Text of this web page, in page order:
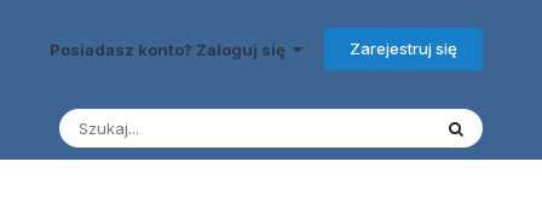
Posiadasz konto? Zaloguj się Zarejestruj się